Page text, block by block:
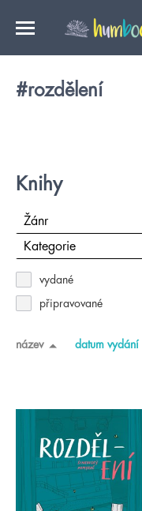
#rozdělení
Knihy
Žánr
Kategorie
vydané
připravované
název datum vydání